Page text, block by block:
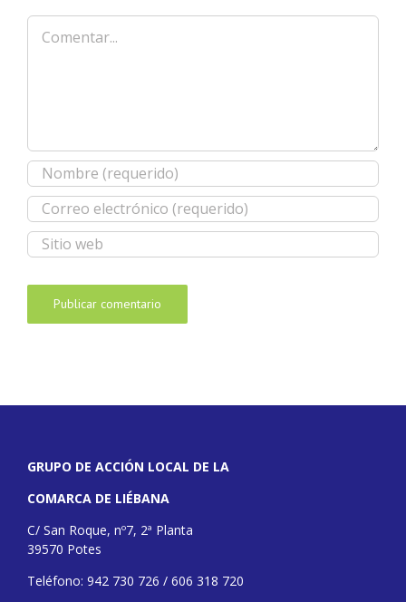
Comentar
GRUPO DE ACCIÓN LOCAL DE LA
COMARCA DE LIÉBANA
C/ San Roque, nº7, 2ª Planta
39570 Potes
Teléfono: 942 730 726 / 606 318 720